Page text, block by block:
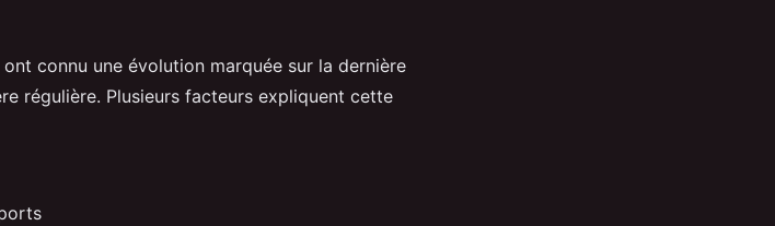
connu une évolution marquée sur la dernière
régulière. Plusieurs facteurs expliquent cette